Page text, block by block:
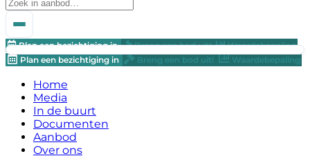
Plan een bezichtiging in Breng een bod uit!
Waardebepaling
Plan een bezichtiging in
Breng een bod uit! Waardebepaling
Home
Media
In de buurt
Documenten
Aanbod
Over ons